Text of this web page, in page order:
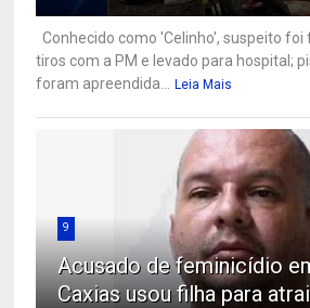
Conhecido como 'Celinho', suspeito
tiros com a PM e levado para hospital;
foram apreendida...
Leia Mais
9
Acusado de feminicídio
Caxias usou filha para